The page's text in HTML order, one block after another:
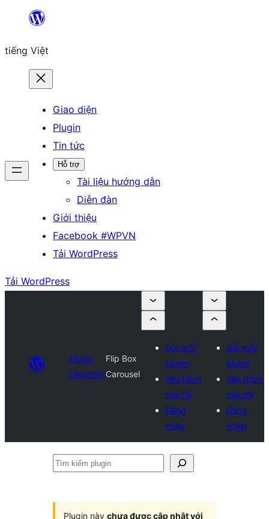
Chuyển
phần
tiếng Việt
Giao diện
Plugin
Tin tức
Hỗ trợ
Tài liệu hướng dẫn
Diễn đàn
Giới thiệu
Facebook #WPVN
Tải WordPress
Tải WordPress
Plugin
Directory
Flip Box
Carousel
Gửi một
plugin
Yêu thích
của tôi
Đăng
nhập
Gửi một
plugin
Yêu thích
của tôi
Đăng
nhập
Tìm
Plugin này chưa được cập nhật với